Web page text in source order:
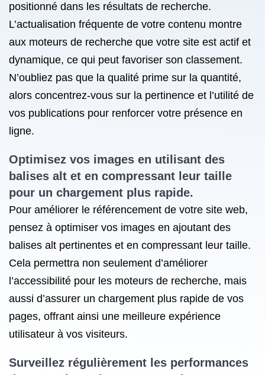
positionné dans les résultats de recherche.
L’actualisation fréquente de votre contenu montre
aux moteurs de recherche que votre site est actif et
dynamique, ce qui peut favoriser son classement.
N’oubliez pas que la qualité prime sur la quantité,
alors concentrez-vous sur la pertinence et l’utilité de
vos publications pour renforcer votre présence en
ligne.
Optimisez vos images en utilisant des
balises alt et en compressant leur taille
pour un chargement plus rapide.
Pour améliorer le référencement de votre site web,
pensez à optimiser vos images en ajoutant des
balises alt pertinentes et en compressant leur taille.
Cela permettra non seulement d’améliorer
l’accessibilité pour les moteurs de recherche, mais
aussi d’assurer un chargement plus rapide de vos
pages, offrant ainsi une meilleure expérience
utilisateur à vos visiteurs.
Surveillez régulièrement les performances